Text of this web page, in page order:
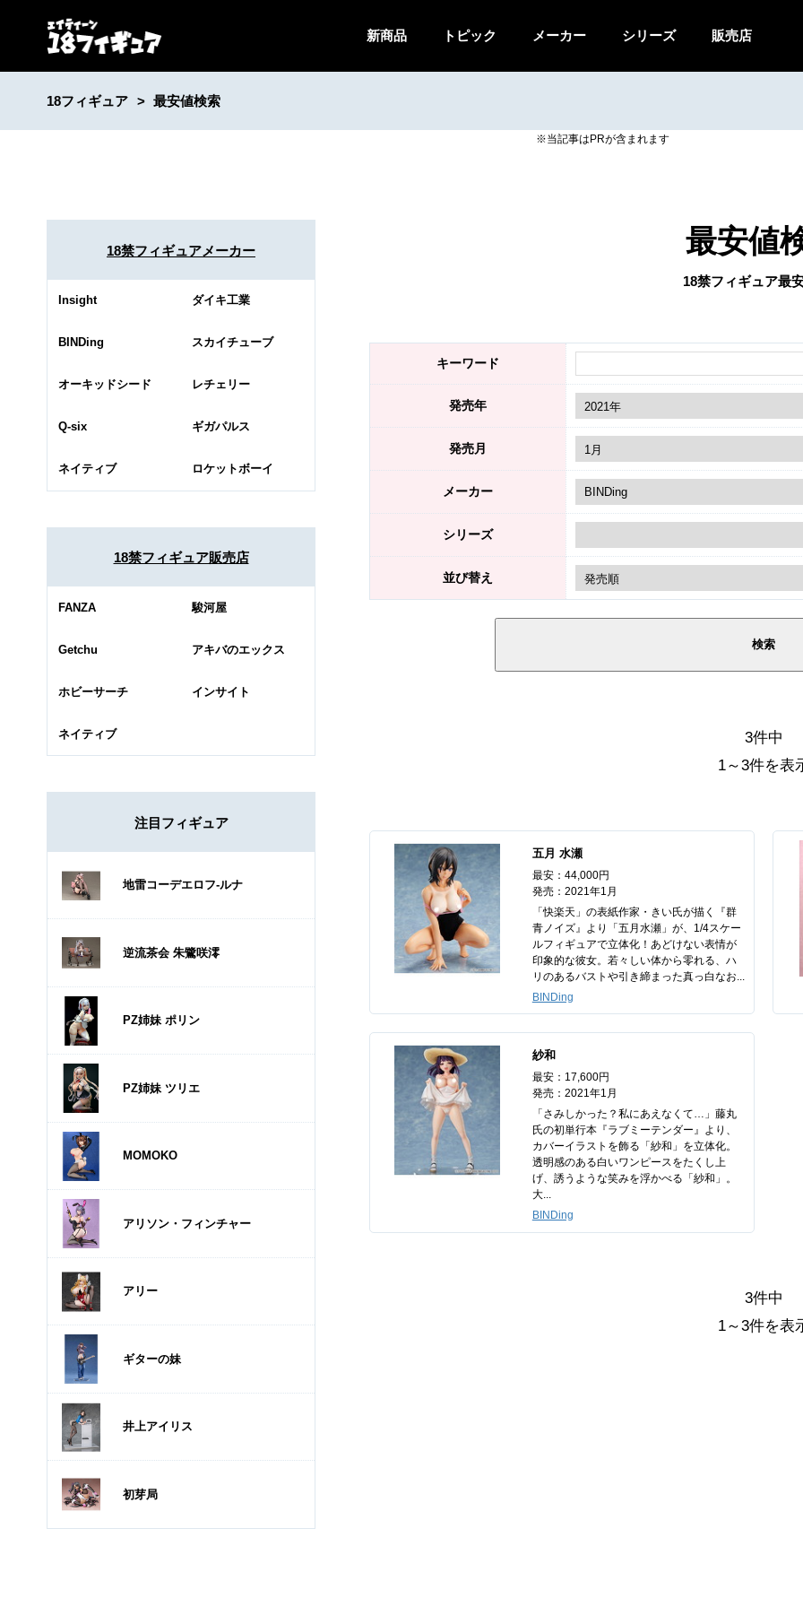
新商品 トピック メーカー シリーズ 販売店
18フィギュア 最安値検索
18禁フィギュアメーカー
Insight ダイキ工業
BINDing スカイチューブ
オーキッドシード レチェリー
Q-six ギガパルス
ネイティブ ロケットボーイ
18禁フィギュア販売店
FANZA 駿河屋
Getchu アキバのエックス
ホビーサーチ インサイト
ネイティブ
注目フィギュア
地雷コーデエロフ-ルナ
逆流茶会 朱鷺咲澪
PZ姉妹 ポリン
PZ姉妹 ツリエ
MOMOKO
アリソン・フィンチャー
アリー
ギターの妹
井上アイリス
初芽局
最安値
18禁フィギュア最
キーワード
発売年
発売月
メーカー
シリーズ
並び替え
3件中
1～3件を表
五月 水瀬
最安：44,000円
発売：2021年1月
「快楽天」の表紙作家・きい氏が描く『群
青ノイズ』より「五月水瀬」が、1/4スケー
ルフィギュアで立体化！あどけない表情が
印象的な彼女。若々しい体から零れる、ハ
リのあるバストや引き締まった真っ白なお...
BINDing
紗和
最安：17,600円
発売：2021年1月
「さみしかった？私にあえなくて…」藤丸
氏の初単行本『ラブミーテンダー』より、
カバーイラストを飾る「紗和」を立体化。
透明感のある白いワンピースをたくし上
げ、誘うような笑みを浮かべる「紗和」。
大...
BINDing
3件中
1～3件を表